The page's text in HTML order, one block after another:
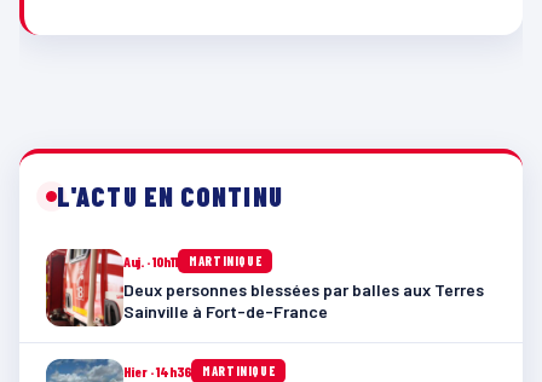
L'ACTU EN CONTINU
Auj. · 10h11 MARTINIQUE
Deux personnes blessées par balles aux Terres
Sainville à Fort-de-France
Hier · 14h36 MARTINIQUE